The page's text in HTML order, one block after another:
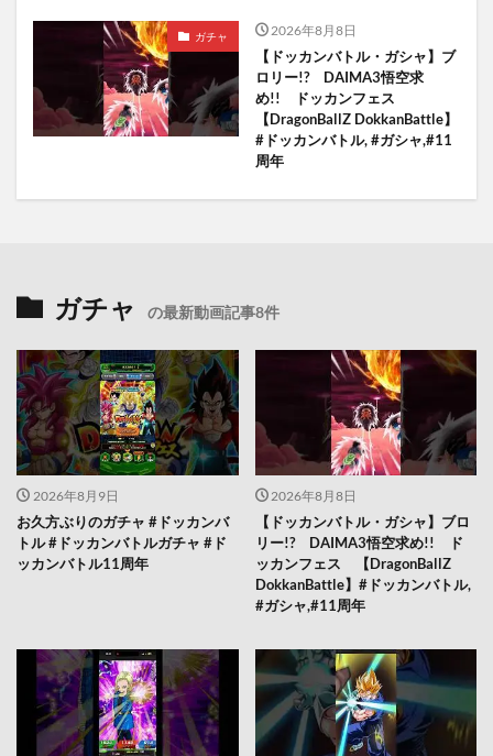
ガチャ 2026年8月8日
【ドッカンバトル・ガシャ】ブ
ロリー!? DAIMA3悟空求
め!! ドッカンフェス
【DragonBallZ DokkanBattle】
#ドッカンバトル, #ガシャ,#11
周年
ガチャ の最新動画記事8件
2026年8月9日
お久方ぶりのガチャ #ドッカンバ
トル #ドッカンバトルガチャ #ド
ッカンバトル11周年
2026年8月8日
【ドッカンバトル・ガシャ】ブロ
リー!? DAIMA3悟空求め!! ド
ッカンフェス 【DragonBallZ
DokkanBattle】#ドッカンバトル,
#ガシャ,#11周年